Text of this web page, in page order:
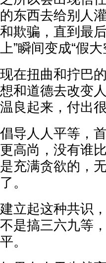
的东西去给别人
和欺骗，直到最
上”瞬间变成“假
现在扭曲和拧巴
想和道德去改变
温良起来，付出
倡导人人平等，
更高尚，没有谁
是充满贪欲的，
了。
建立起这种共识
不是搞三六九等
平。